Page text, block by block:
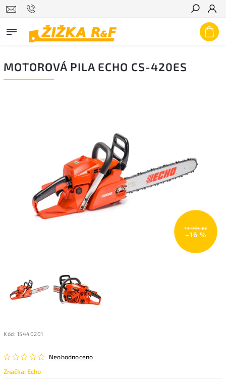
Hledat
MOTOROVÁ PILA ECHO CS-420ES
11 995 Kč
–16 %
Kód: 15440201
Neohodnoceno
Značka:Echo